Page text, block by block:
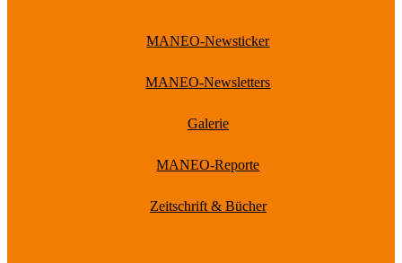
MANEO-Newsticker
MANEO-Newsletters
Galerie
MANEO-Reporte
Zeitschrift & Bücher